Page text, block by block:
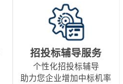
招投标辅导服务
个性化招投标辅导
助力您企业增加中标机率